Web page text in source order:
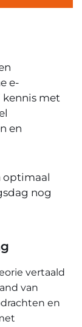
e-
met
en
optimaal
nog
vertaald
van
en